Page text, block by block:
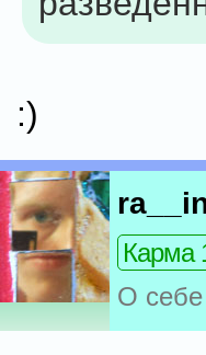
:)
Карма
О себе